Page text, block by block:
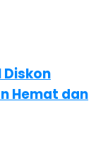
Hemat dan